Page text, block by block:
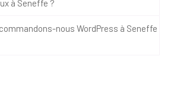
à Seneffe ?
nous WordPress à Seneffe